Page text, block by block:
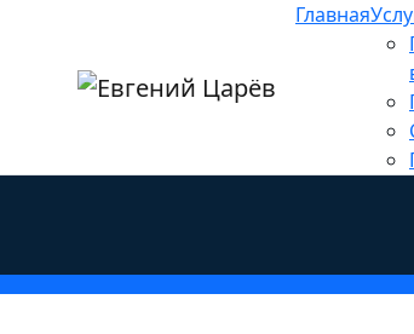
Главная
Комитет
ужесточении
банковских